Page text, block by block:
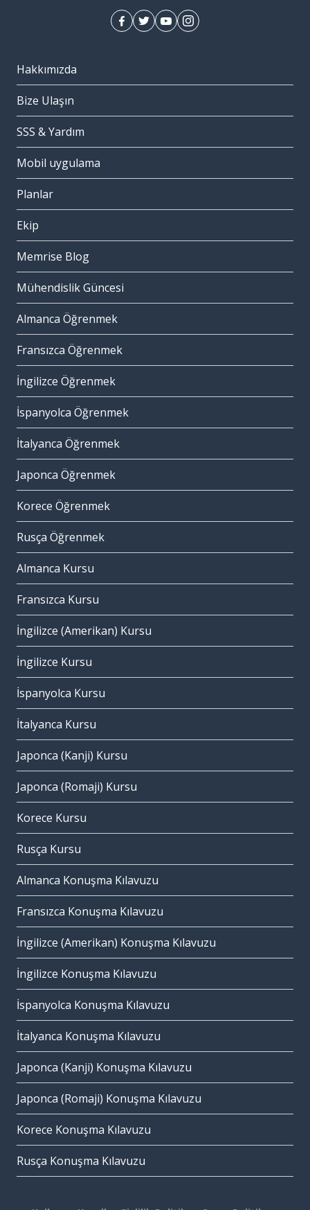
Hakkımızda
Bize Ulaşın
SSS & Yardım
Mobil uygulama
Planlar
Ekip
Memrise Blog
Mühendislik Güncesi
Almanca Öğrenmek
Fransızca Öğrenmek
İngilizce Öğrenmek
İspanyolca Öğrenmek
İtalyanca Öğrenmek
Japonca Öğrenmek
Korece Öğrenmek
Rusça Öğrenmek
Almanca Kursu
Fransızca Kursu
İngilizce (Amerikan) Kursu
İngilizce Kursu
İspanyolca Kursu
İtalyanca Kursu
Japonca (Kanji) Kursu
Japonca (Romaji) Kursu
Korece Kursu
Rusça Kursu
Almanca Konuşma Kılavuzu
Fransızca Konuşma Kılavuzu
İngilizce (Amerikan) Konuşma Kılavuzu
İngilizce Konuşma Kılavuzu
İspanyolca Konuşma Kılavuzu
İtalyanca Konuşma Kılavuzu
Japonca (Kanji) Konuşma Kılavuzu
Japonca (Romaji) Konuşma Kılavuzu
Korece Konuşma Kılavuzu
Rusça Konuşma Kılavuzu